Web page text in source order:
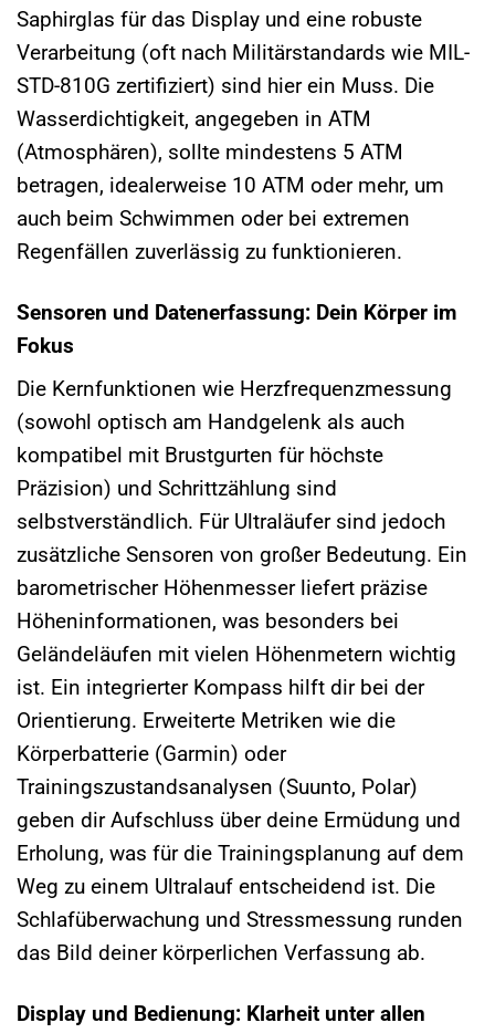
Saphirglas für das Display und eine robuste
Verarbeitung (oft nach Militärstandards wie MIL-
STD-810G zertifiziert) sind hier ein Muss. Die
Wasserdichtigkeit, angegeben in ATM
(Atmosphären), sollte mindestens 5 ATM
betragen, idealerweise 10 ATM oder mehr, um
auch beim Schwimmen oder bei extremen
Regenfällen zuverlässig zu funktionieren.
Sensoren und Datenerfassung: Dein Körper im
Fokus
Die Kernfunktionen wie Herzfrequenzmessung
(sowohl optisch am Handgelenk als auch
kompatibel mit Brustgurten für höchste
Präzision) und Schrittzählung sind
selbstverständlich. Für Ultraläufer sind jedoch
zusätzliche Sensoren von großer Bedeutung. Ein
barometrischer Höhenmesser liefert präzise
Höheninformationen, was besonders bei
Geländeläufen mit vielen Höhenmetern wichtig
ist. Ein integrierter Kompass hilft dir bei der
Orientierung. Erweiterte Metriken wie die
Körperbatterie (Garmin) oder
Trainingszustandsanalysen (Suunto, Polar)
geben dir Aufschluss über deine Ermüdung und
Erholung, was für die Trainingsplanung auf dem
Weg zu einem Ultralauf entscheidend ist. Die
Schlafüberwachung und Stressmessung runden
das Bild deiner körperlichen Verfassung ab.
Display und Bedienung: Klarheit unter allen